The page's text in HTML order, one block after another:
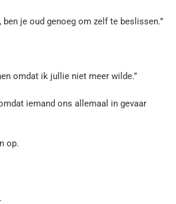
je oud genoeg om zelf te beslissen.”
omdat ik jullie niet meer wilde.”
iemand ons allemaal in gevaar
op.